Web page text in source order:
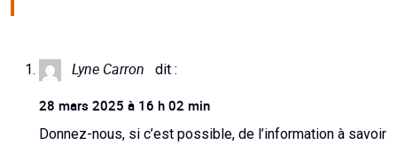
Lyne Carron dit :
28 mars 2025 à 16 h 02 min
Donnez-nous, si c’est possible, de l’information à savoir